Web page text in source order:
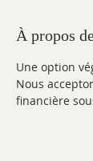
À propos
Une option
Nous
financière